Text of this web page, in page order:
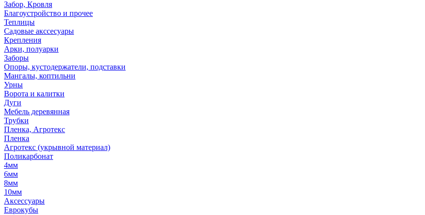
Забор, Кровля
Благоустройство и прочее
Теплицы
Садовые акссесуары
Крепления
Арки, полуарки
Заборы
Опоры, кустодержатели, подставки
Мангалы, коптильни
Урны
Ворота и калитки
Дуги
Мебель деревянная
Трубки
Пленка, Агротекс
Пленка
Агротекс (укрывной материал)
Поликарбонат
4мм
6мм
8мм
10мм
Аксессуары
Еврокубы